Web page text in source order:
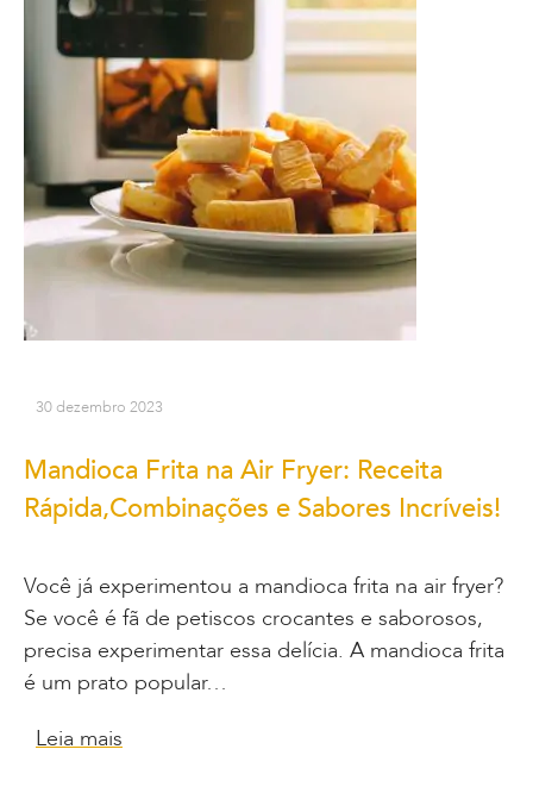
30 dezembro 2023
Mandioca Frita na Air Fryer: Receita
Rápida,Combinações e Sabores Incríveis!
Você já experimentou a mandioca frita na air fryer?
Se você é fã de petiscos crocantes e saborosos,
precisa experimentar essa delícia. A mandioca frita
é um prato popular…
Leia mais